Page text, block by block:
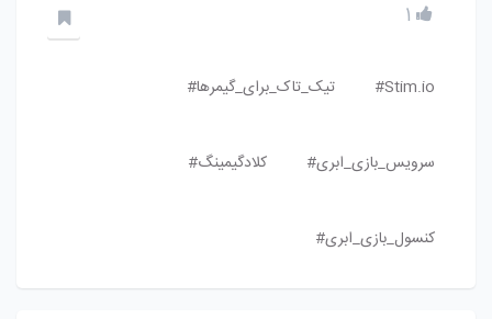
1
Stim.io# تیک_تاک_برای_گیمرها#
سرویس_بازی_ابری# کلادگیمینگ#
کنسول_بازی_ابری#